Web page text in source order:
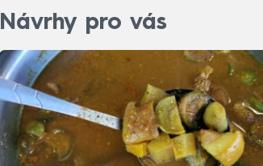
Návrhy pro vás